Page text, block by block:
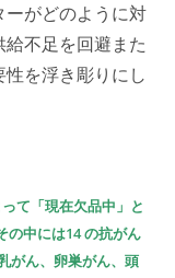
がどのように対
不足を回避また
を浮き彫りにし
て「現在欠品中」と
の中には14 の抗がん
がん、卵巣がん、頭